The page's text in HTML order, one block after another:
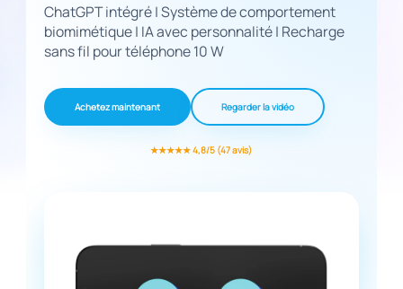
ChatGPT intégré | Système de comportement
biomimétique | IA avec personnalité | Recharge
sans fil pour téléphone 10 W
Achetez maintenant Regarder la vidéo
★★★★★ 4,8/5 (47 avis)